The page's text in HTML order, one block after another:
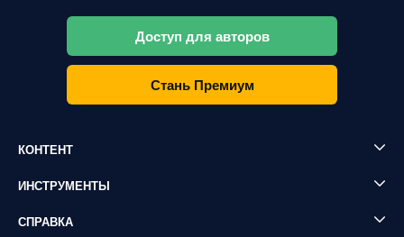
Доступ для авторов
Стань Премиум
КОНТЕНТ
ИНСТРУМЕНТЫ
СПРАВКА